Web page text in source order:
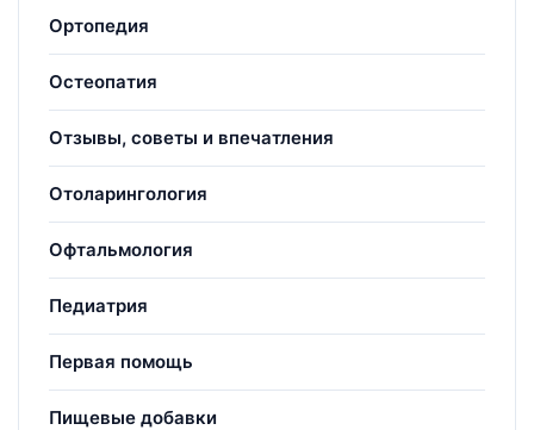
Ортопедия
Остеопатия
Отзывы, советы и впечатления
Отоларингология
Офтальмология
Педиатрия
Первая помощь
Пищевые добавки